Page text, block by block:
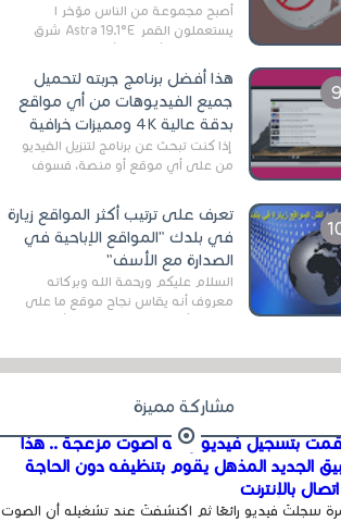
أصبح مجموعة من الناس مؤخر ا
يستعملون القمر Astra 19.1°E شرق
وذلك بسبب أن هذا الأخير يتوفرعلى
قنوات مميزة جدا تنقل العديد من البرامج
اله...
هذا أفضل برنامج جربته لتحميل
جميع الفيديوهات من أي مواقع
بدقة عالية 4K ومميزات خرافية
إذا كنت تبحث عن برنامج لتنزيل الفيديو
من على أي موقع أو منصة، فسوف
الخاصة بالبرامج والتطبيقات في هذا
المج...
تعرف على ترتيب أكثر المواقع زيارة
في بلدك "المواقع الإباحية في
الصدارة مع الأسف"
السلام عليكم ورحمة الله وبركاته
معروف أنه يقاس نجاح موقع ما على
في...
مشاركة مميزة
بتسجيل فيديو وفيه أصوت مزعجة .. هذا
الجديد المذهل يقوم بتنظيفه دون الحاجة
بالإنترنت
سجلتَ فيديو رائعًا ثم اكتشفتَ عند تشغيله أن الصوت